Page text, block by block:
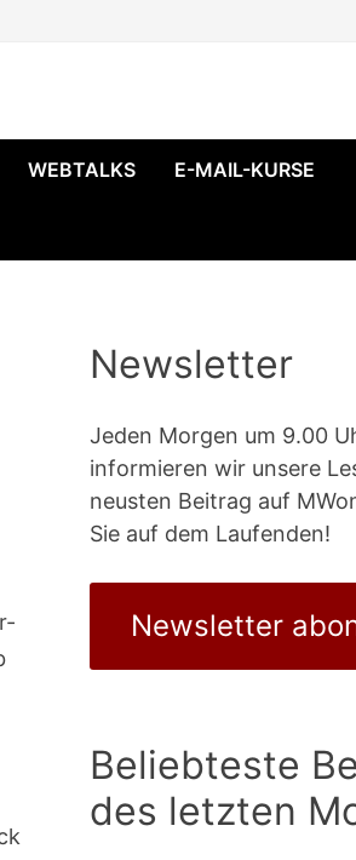
WEBTALKS E-MAIL-KURSE
Newsletter
Jeden Morgen um 9.00
informieren wir unsere
neusten Beitrag auf
Sie auf dem Laufenden!
Newsletter
Beliebteste
des letzten